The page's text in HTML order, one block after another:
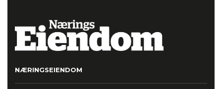
NÆRINGSEIENDOM